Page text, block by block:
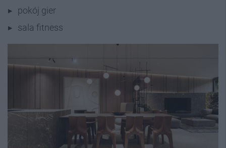
pokój gier
sala fitness